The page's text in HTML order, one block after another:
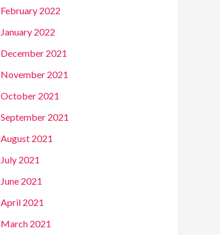
February 2022
January 2022
December 2021
November 2021
October 2021
September 2021
August 2021
July 2021
June 2021
April 2021
March 2021